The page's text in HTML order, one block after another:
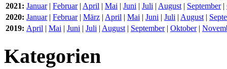
2021: Januar| Februar| April | Mai | Juni | Juli | August| September|
2020: Januar| Februar| März | April | Mai | Juni | Juli | August|
2019: April | Mai | Juni | Juli | August| September| Oktober|
Kategorien